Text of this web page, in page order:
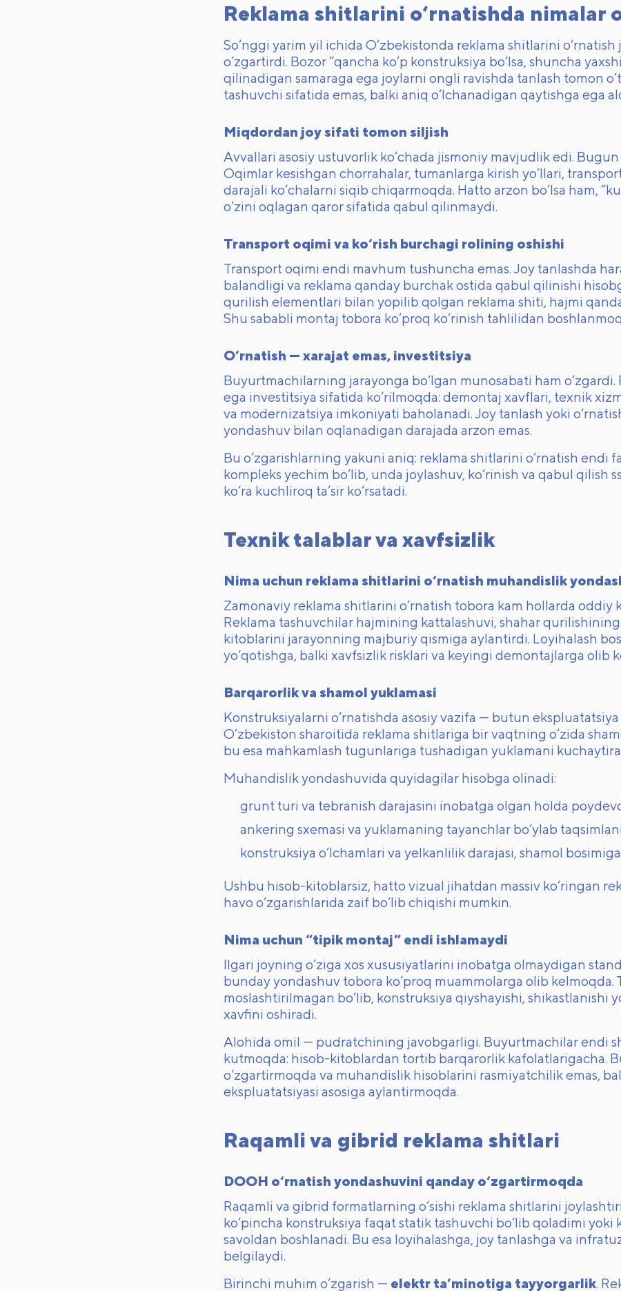
Reklama shitlarini o‘rnatishda nimalar
So‘nggi yarim yil ichida O‘zbekistonda reklama shitlarini o‘rnatish
o‘zgartirdi. Bozor “qancha ko‘p konstruksiya bo‘lsa, shuncha
qilinadigan samaraga ega joylarni ongli ravishda tanlash tomon
tashuvchi sifatida emas, balki aniq o‘lchanadigan qaytishga ega
Miqdordan joy sifati tomon siljish
Avvallari asosiy ustuvorlik ko‘chada jismoniy mavjudlik edi.
Oqimlar kesishgan chorrahalar, tumanlarga kirish yo‘llari,
darajali ko‘chalarni siqib chiqarmoqda. Hatto arzon bo‘lsa ham,
o‘zini oqlagan qaror sifatida qabul qilinmaydi.
Transport oqimi va ko‘rish burchagi rolining oshishi
Transport oqimi endi mavhum tushuncha emas. Joy tanlashda
balandligi va reklama qanday burchak ostida qabul qilinishi
qurilish elementlari bilan yopilib qolgan reklama shiti, hajmi
Shu sababli montaj tobora ko‘proq ko‘rinish tahlilidan
O‘rnatish — xarajat emas, investitsiya
Buyurtmachilarning jarayonga bo‘lgan munosabati ham
ega investitsiya sifatida ko‘rilmoqda: demontaj xavflari, texnik
va modernizatsiya imkoniyati baholanadi. Joy tanlash yoki
yondashuv bilan oqlanadigan darajada arzon emas.
Bu o‘zgarishlarning yakuni aniq: reklama shitlarini o‘rnatish
kompleks yechim bo‘lib, unda joylashuv, ko‘rinish va qabul qilish
ko‘ra kuchliroq ta’sir ko‘rsatadi.
Texnik talablar va xavfsizlik
Nima uchun reklama shitlarini o‘rnatish muhandislik
Zamonaviy reklama shitlarini o‘rnatish tobora kam hollarda
Reklama tashuvchilar hajmining kattalashuvi, shahar
kitoblarini jarayonning majburiy qismiga aylantirdi. Loyihalash
yo‘qotishga, balki xavfsizlik risklari va keyingi demontajlarga olib
Barqarorlik va shamol yuklamasi
Konstruksiyalarni o‘rnatishda asosiy vazifa — butun
O‘zbekiston sharoitida reklama shitlariga bir vaqtning o‘zida
bu esa mahkamlash tugunlariga tushadigan yuklamani
Muhandislik yondashuvida quyidagilar hisobga olinadi:
grunt turi va tebranish darajasini inobatga olgan holda
ankering sxemasi va yuklamaning tayanchlar bo‘ylab
konstruksiya o‘lchamlari va yelkanlilik darajasi, shamol bosimiga
Ushbu hisob-kitoblarsiz, hatto vizual jihatdan massiv ko‘ringan
havo o‘zgarishlarida zaif bo‘lib chiqishi mumkin.
Nima uchun “tipik montaj” endi ishlamaydi
Ilgari joyning o‘ziga xos xususiyatlarini inobatga olmaydigan
bunday yondashuv tobora ko‘proq muammolarga olib
moslashtirilmagan bo‘lib, konstruksiya qiyshayishi, shikastlanishi
xavfini oshiradi.
Alohida omil — pudratchining javobgarligi. Buyurtmachilar endi
kutmoqda: hisob-kitoblardan tortib barqarorlik kafolatlarigacha.
o‘zgartirmoqda va muhandislik hisoblarini rasmiyatchilik emas,
ekspluatatsiyasi asosiga aylantirmoqda.
Raqamli va gibrid reklama shitlari
DOOH o‘rnatish yondashuvini qanday o‘zgartirmoqda
Raqamli va gibrid formatlarning o‘sishi reklama shitlarini
ko‘pincha konstruksiya faqat statik tashuvchi bo‘lib qoladimi
savoldan boshlanadi. Bu esa loyihalashga, joy tanlashga va
belgilaydi.
Birinchi muhim o‘zgarish — elektr ta’minotiga tayyorgarlik.